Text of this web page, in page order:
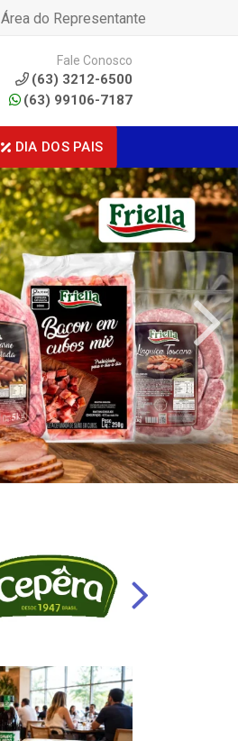
Área do Representante
Fale Conosco
(63) 3212-6500
(63) 99106-7187
DIA DOS PAIS